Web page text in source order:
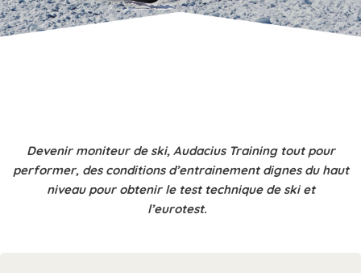
Devenir moniteur de ski, Audacius Training tout pour
performer, des conditions d’entrainement dignes du haut
niveau pour obtenir le test technique de ski et
l’eurotest.